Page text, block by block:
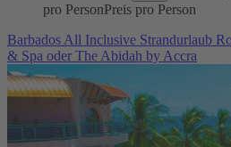
pro PersonPreis pro Person
Barbados All Inclusive Strandurlaub
& Spa oder The Abidah by Accra